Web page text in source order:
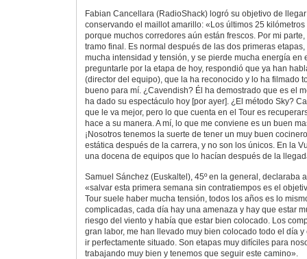
Fabian Cancellara (RadioShack) logró su objetivo de
conservando el maillot amarillo: «Los últimos 25
porque muchos corredores aún están frescos. Por mi
tramo final. Es normal después de las dos primeras
mucha intensidad y tensión, y se pierde mucha energía en
preguntarle por la etapa de hoy, respondió que ya han
(director del equipo), que la ha reconocido y lo ha filmado
bueno para mí. ¿Cavendish? Él ha demostrado que es el
ha dado su espectáculo hoy [por ayer]. ¿El método Sky?
que le va mejor, pero lo que cuenta en el Tour es
hace a su manera. A mí, lo que me conviene es un buen
¡Nosotros tenemos la suerte de tener un muy buen
estática después de la carrera, y no son los únicos. En la
una docena de equipos que lo hacían después de la
Samuel Sánchez (Euskaltel), 45º en la general, declaraba
«salvar esta primera semana sin contratiempos es el
Tour suele haber mucha tensión, todos los años es lo
complicadas, cada día hay una amenaza y hay que estar
riesgo del viento y había que estar bien colocado. Los
gran labor, me han llevado muy bien colocado todo el día
ir perfectamente situado. Son etapas muy difíciles para
trabajando muy bien y tenemos que seguir este camino».